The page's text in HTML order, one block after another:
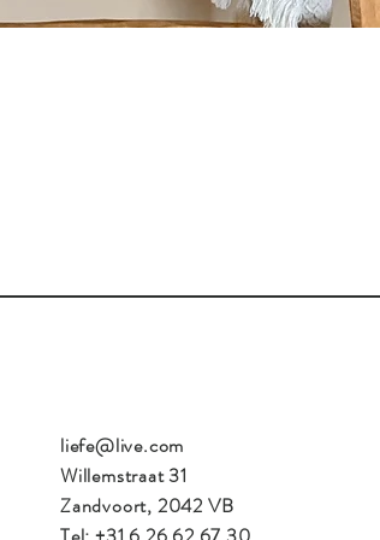
liefe@live.com
Willemstraat 31
Zandvoort, 2042 VB